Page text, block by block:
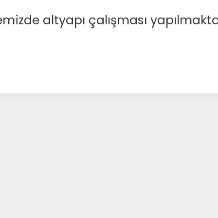
altyapı çalışması